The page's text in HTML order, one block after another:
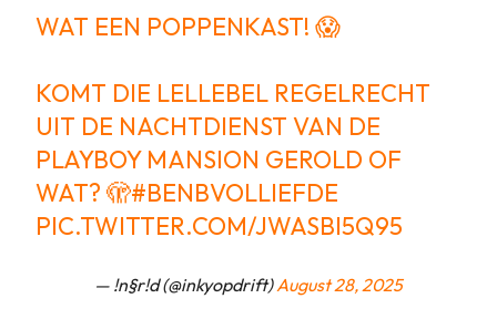
WAT EEN POPPENKAST! 😱
KOMT DIE LELLEBEL REGELRECHT
UIT DE NACHTDIENST VAN DE
PLAYBOY MANSION GEROLD OF
WAT? 🫣#BENBVOLLIEFDE
PIC.TWITTER.COM/JWASBI5Q95
— !n§r!d (@inkyopdrift)August 28, 2025